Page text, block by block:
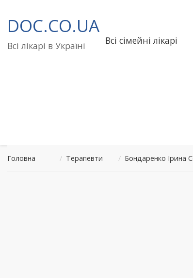
до
вмісту
DOC.CO.UA
Всі лікарі в Україні Всі сімейні лікарі
Головна / Терапевти / Бондаренко Ірина